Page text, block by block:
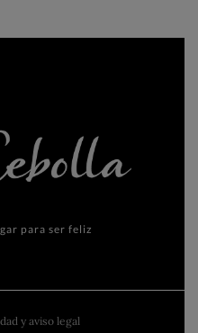
para ser feliz
y aviso legal